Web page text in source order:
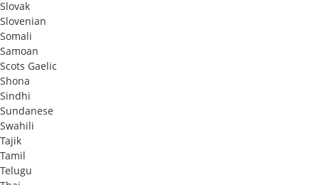
Slovak
Slovenian
Somali
Samoan
Scots Gaelic
Shona
Sindhi
Sundanese
Swahili
Tajik
Tamil
Telugu